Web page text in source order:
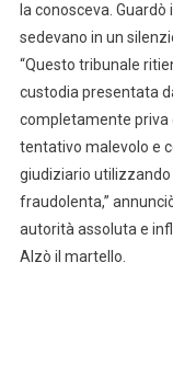
la conosceva.
sedevano in un
“Questo tribunale
custodia presentata
completamente priva
tentativo malevolo e
giudiziario
fraudolenta,”
autorità assoluta e
Alzò il martello.